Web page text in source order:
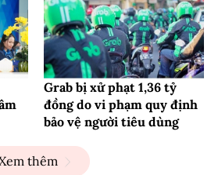
Grab bị xử phạt 1,36 tỷ
đồng do vi phạm quy định
bảo vệ người tiêu dùng
thêm